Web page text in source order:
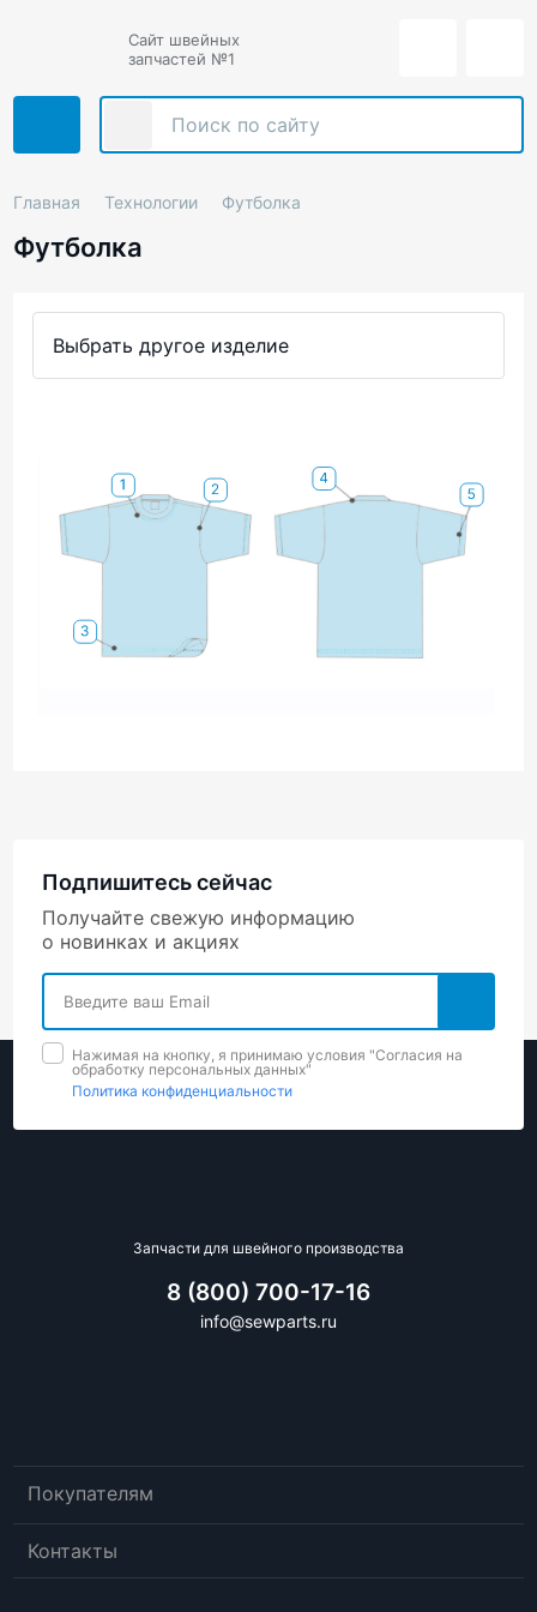
Сайт швейных
запчастей №1
Главная Технологии Футболка
Футболка
Выбрать другое изделие
Подпишитесь сейчас
Получайте свежую информацию
о новинках и акциях
Нажимая на кнопку, я принимаю условия "Cогласия на
обработку персональных данных"
Политика конфиденциальности
Запчасти для швейного производства
Покупателям
Контакты
8 (800) 700-17-16
info@sewparts.ru